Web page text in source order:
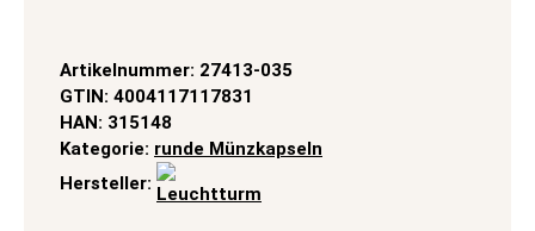
Artikelnummer: 27413-035
GTIN: 4004117117831
HAN: 315148
Kategorie: runde Münzkapseln
Hersteller: